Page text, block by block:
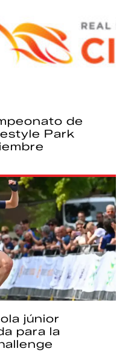
de
Park
júnior
para la